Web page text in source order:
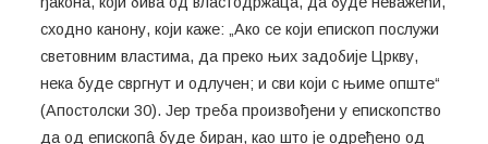
сходно канону, који каже: „Ако се који епископ послужи
световним властима, да преко њих задобије Цркву,
нека буде свргнут и одлучен; и сви који с њиме опште“
(Апостолски 30). Јер треба произвођени у епископство
да од епископâ буде биран, као што је одређено од